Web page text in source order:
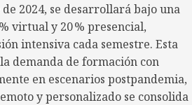
2024, se desarrollará bajo una
virtual y 20 % presencial,
intensiva cada semestre. Esta
demanda de formación con
en escenarios postpandemia,
y personalizado se consolida